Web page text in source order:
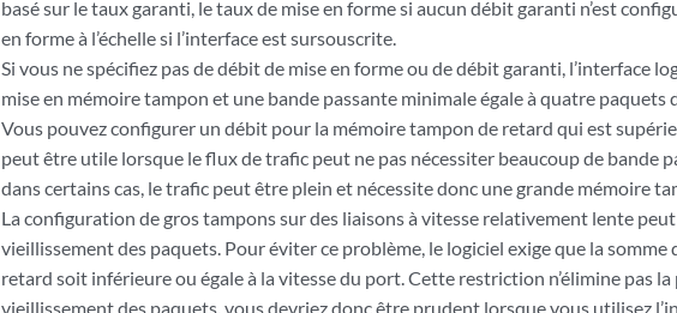
basé sur le taux garanti, le taux de mise en forme si aucun débit garanti n’est
en forme à l’échelle si l’interface est sursouscrite.
Si vous ne spécifiez pas de débit de mise en forme ou de débit garanti, l’interface
mise en mémoire tampon et une bande passante minimale égale à quatre paquets
Vous pouvez configurer un débit pour la mémoire tampon de retard qui est
peut être utile lorsque le flux de trafic peut ne pas nécessiter beaucoup de bande
dans certains cas, le trafic peut être plein et nécessite donc une grande mémoire
La configuration de gros tampons sur des liaisons à vitesse relativement lente
vieillissement des paquets. Pour éviter ce problème, le logiciel exige que la somme
retard soit inférieure ou égale à la vitesse du port. Cette restriction n’élimine pas
vieillissement des paquets, vous devriez donc être prudent lorsque vous utilisez